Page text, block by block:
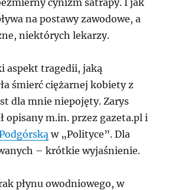
cynizm satrapy. I jak
na postawy zawodowe, a
niektórych lekarzy.
aspekt tragedii, jaką
śmierć ciężarnej kobiety z
dla mnie niepojęty. Zarys
opisany m.in. przez gazeta.pl i
w „Polityce”. Dla
– krótkie wyjaśnienie.
płynu owodniowego, w